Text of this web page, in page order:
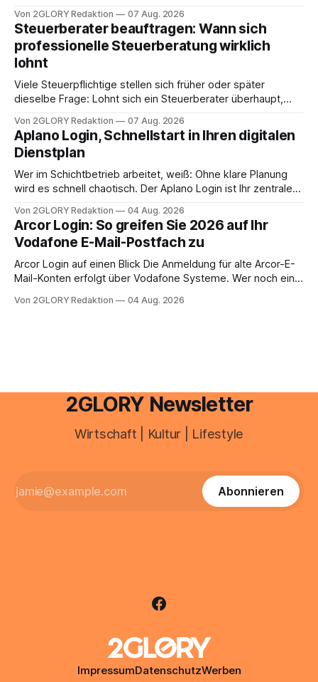
angewiesen ist, stellt sich für Familien eine schwierige
Frage: Muss die Versorgung dauerhaft in der Klinik bleiben –
oder ist ein Leben zu Hause möglich? Die außerklinische
Intensivpflege bietet genau diese Alternative: Sie
Von 2GLORY Redaktion 07 Aug. 2026
Steuerberater beauftragen: Wann sich
professionelle Steuerberatung wirklich
lohnt
Viele Steuerpflichtige stellen sich früher oder später
dieselbe Frage: Lohnt sich ein Steuerberater überhaupt,
erledigen? Die kurze Antwort: Bei einfachen
Einkommensverhältnissen reicht häufig eine Steuersoftware
aus – sobald jedoch mehrere Einkunftsarten
zusammentreffen oder größere finanzielle Veränderungen
anstehen, zahlt sich professionelle Unterstützung meist
Von 2GLORY Redaktion 07 Aug. 2026
Aplano Login, Schnellstart in Ihren digitalen
Dienstplan
Wer im Schichtbetrieb arbeitet, weiß: Ohne klare Planung
wird es schnell chaotisch. Der Aplano Login ist Ihr zentraler
abwesenheiten und die gesamte kommunikation rund um
Ihr personal digital zu organisieren. In diesem Leitfaden
erfahren Sie alles, was Sie für einen reibungslosen Einstieg
brauchen, von der Registrierung
Von 2GLORY Redaktion 04 Aug. 2026
Arcor Login: So greifen Sie 2026 auf Ihr
Vodafone E-Mail-Postfach zu
Arcor Login auf einen Blick Die Anmeldung für alte Arcor-E-
Mail-Konten erfolgt über Vodafone Systeme. Wer noch eine
besitzt, loggt sich heute über das Vodafone E-Mail & Cloud
Von 2GLORY Redaktion 04 Aug. 2026
2GLORY Newsletter
Wirtschaft | Kultur | Lifestyle
Abonnieren
ImpressumDatenschutzWerben